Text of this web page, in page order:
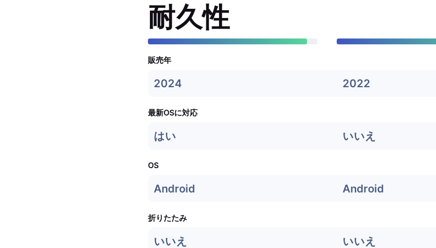
耐久性
販売年
2024 2022
最新OSに対応
はい いいえ
OS
Android Android
折りたたみ
いいえ いいえ